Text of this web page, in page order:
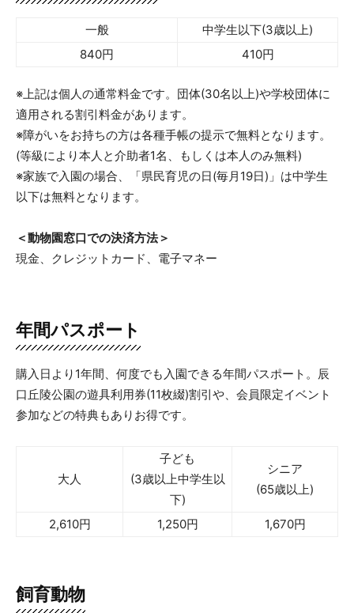
一般
中学生以下(3歳以上)
840円
410円
※上記は個人の通常料金です。団体(30名以上)や学校団体に
適用される割引料金があります。
※障がいをお持ちの方は各種手帳の提示で無料となります。
(等級により本人と介助者1名、もしくは本人のみ無料)
※家族で入園の場合、「県民育児の日(毎月19日)」は中学生
以下は無料となります。
＜動物園窓口での決済方法＞
現金、クレジットカード、電子マネー
年間パスポート
購入日より1年間、何度でも入園できる年間パスポート。辰
口丘陵公園の遊具利用券(11枚綴)割引や、会員限定イベント
参加などの特典もありお得です。
大人
子ども
(3歳以上中学生以
下)
シニア
(65歳以上)
2,610円 1,250円 1,670円
飼育動物